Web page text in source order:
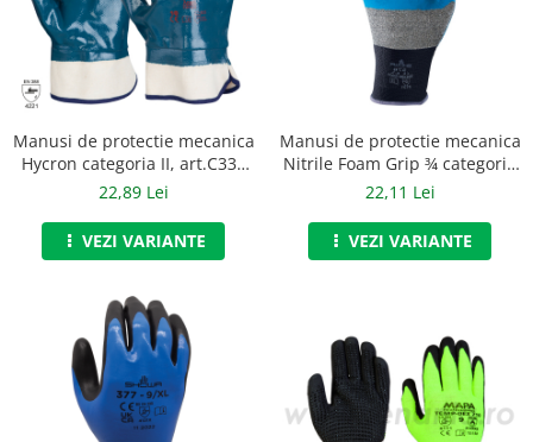
Manusi de protectie mecanica
Hycron categoria II, art.C335
(27-805)
22,89 Lei
VEZI VARIANTE
Manusi de protectie mecanica
Nitrile Foam Grip ¾ categoria
II, Showa, art.C388
22,11 Lei
VEZI VARIANTE